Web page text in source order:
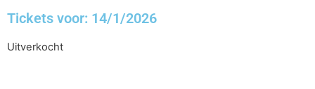
Tickets voor: 14/1/2026
Uitverkocht